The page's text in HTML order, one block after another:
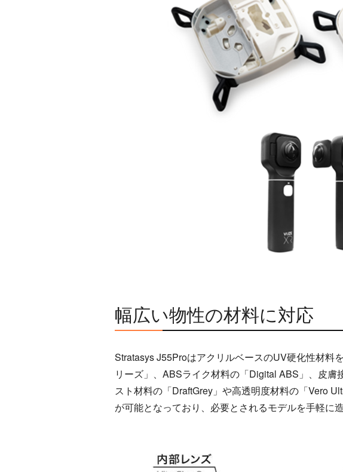
幅広い物性の材料に対応
Stratasys J55ProはアクリルベースのUV硬化性材料
リーズ」、ABSライク材料の「Digital ABS」、皮
スト材料の「DraftGrey」や高透明度材料の「Vero
が可能となっており、必要とされるモデルを手軽に造